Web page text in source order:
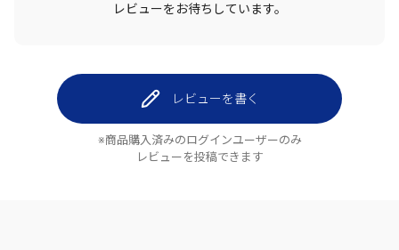
レビューをお待ちしています。
レビューを書く
※商品購入済みのログインユーザーのみ
レビューを投稿できます